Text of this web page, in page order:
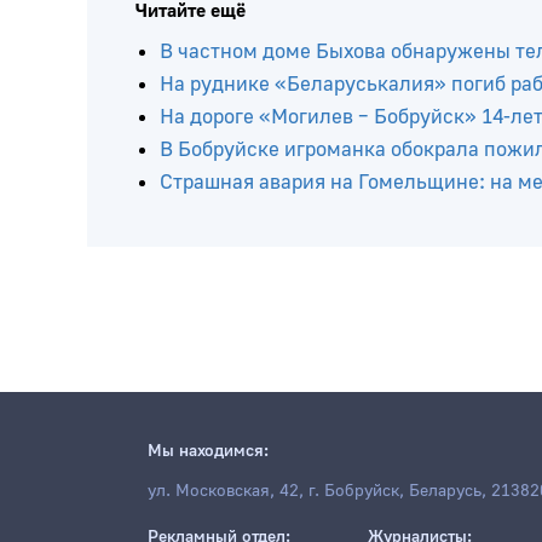
Читайте ещё
В частном доме Быхова обнаружены
На руднике «Беларуськалия» погиб
На дороге «Могилев – Бобруйск» 14-
В Бобруйске игроманка обокрала
Страшная авария на Гомельщине: на
Мы находимся:
ул. Московская, 42, г. Бобруйск, Беларусь,
Рекламный отдел: Журналисты: